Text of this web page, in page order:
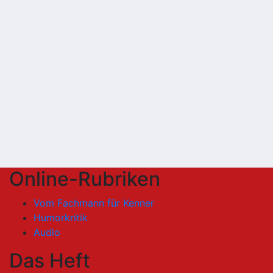
Online-Rubriken
Vom Fachmann für Kenner
Humorkritik
Audio
Das Heft